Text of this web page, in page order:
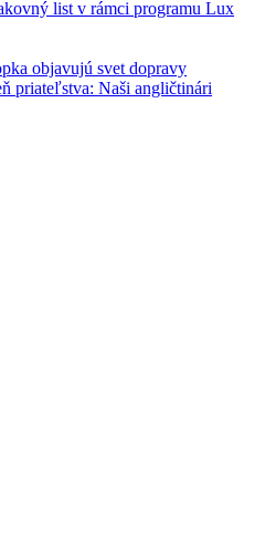
list v rámci programu Lux
objavujú svet dopravy
priateľstva: Naši angličtinári